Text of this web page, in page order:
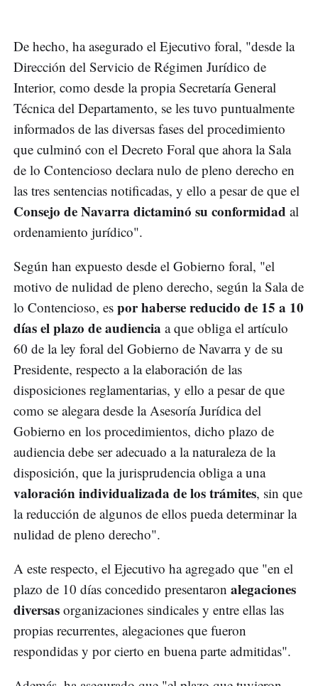
De hecho, ha asegurado el Ejecutivo foral, "desde la
Dirección del Servicio de Régimen Jurídico de
Interior, como desde la propia Secretaría General
Técnica del Departamento, se les tuvo puntualmente
informados de las diversas fases del procedimiento
que culminó con el Decreto Foral que ahora la Sala
de lo Contencioso declara nulo de pleno derecho en
las tres sentencias notificadas, y ello a pesar de que el
Consejo de Navarra dictaminó su conformidad al
ordenamiento jurídico".
Según han expuesto desde el Gobierno foral, "el
motivo de nulidad de pleno derecho, según la Sala de
lo Contencioso, es por haberse reducido de 15 a 10
días el plazo de audiencia a que obliga el artículo
60 de la ley foral del Gobierno de Navarra y de su
Presidente, respecto a la elaboración de las
disposiciones reglamentarias, y ello a pesar de que
como se alegara desde la Asesoría Jurídica del
Gobierno en los procedimientos, dicho plazo de
audiencia debe ser adecuado a la naturaleza de la
disposición, que la jurisprudencia obliga a una
valoración individualizada de los trámites, sin que
la reducción de algunos de ellos pueda determinar la
nulidad de pleno derecho".
A este respecto, el Ejecutivo ha agregado que "en el
plazo de 10 días concedido presentaron alegaciones
diversas organizaciones sindicales y entre ellas las
propias recurrentes, alegaciones que fueron
respondidas y por cierto en buena parte admitidas".